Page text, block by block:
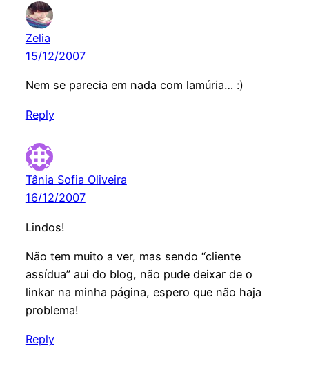
Zelia
15/12/2007
Nem se parecia em nada com lamúria… :)
Reply
Tânia Sofia Oliveira
16/12/2007
Lindos!
Não tem muito a ver, mas sendo “cliente
assídua” aui do blog, não pude deixar de o
linkar na minha página, espero que não haja
problema!
Reply